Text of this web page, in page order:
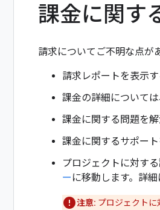
課金に関す
請求についてご不明な点が
請求レポートを表示す
課金の詳細については
課金に関する問題を解
課金に関するサポー
プロジェクトに対す
ー に移動します。詳細
注意: プロジェクトに